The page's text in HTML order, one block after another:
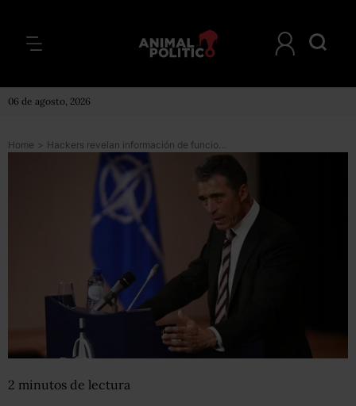
06 de agosto, 2026
Home > Hackers revelan información de funcionarios de inteligencia y defensa de EU y Reino Unido
2 minutos de lectura